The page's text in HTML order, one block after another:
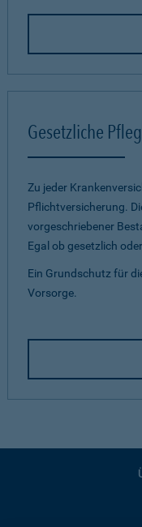
Gesetzliche
Zu jeder
Pflichtversicherung.
vorgeschriebener
Egal ob gesetzlich
Ein Grundschutz für
Vorsorge.